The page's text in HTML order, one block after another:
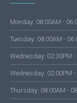
Monday: 08:00AM -
Tuesday: 08:00AM -
Wednesday: 02:00PM -
Wednesday: 02:00PM -
Thursday: 08:00AM -